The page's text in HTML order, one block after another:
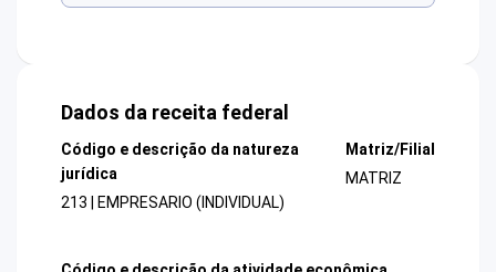
Dados da receita federal
Código e descrição da natureza
jurídica
213 | EMPRESARIO (INDIVIDUAL)
Matriz/Filial
MATRIZ